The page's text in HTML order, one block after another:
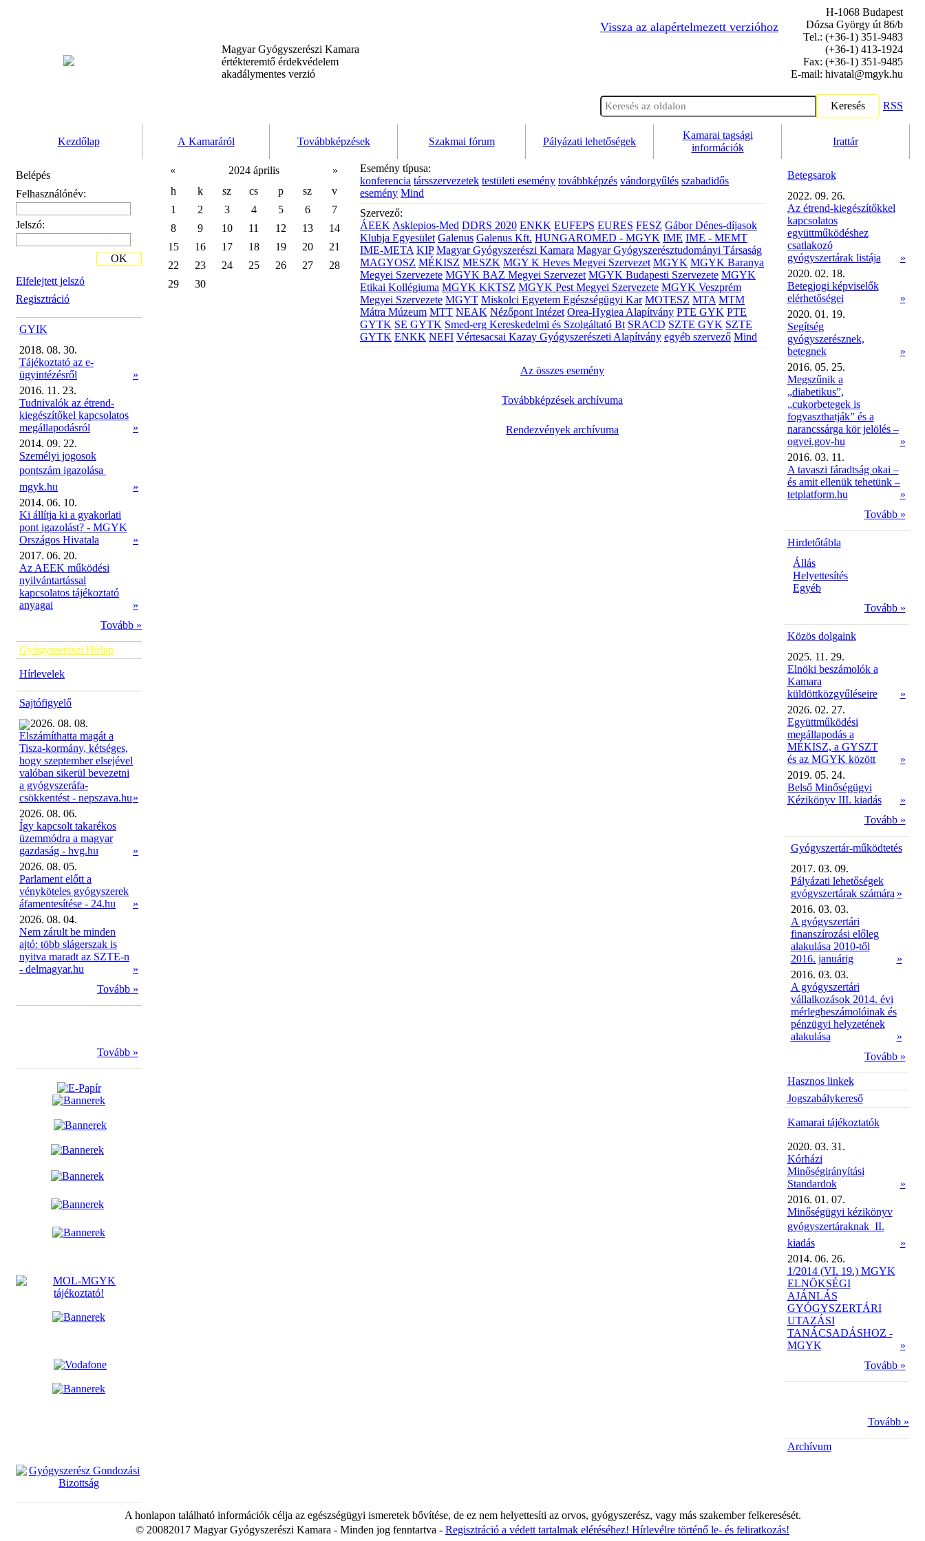
Magyar Gyógyszerészi Kamara
értékteremtő érdekvédelem
akadálymentes verzió
Vissza az alapértelmezett verzióhoz
H-1068 Budapest
Dózsa György út 86/b
Tel.: (+36-1) 351-9483
(+36-1) 413-1924
Fax: (+36-1) 351-9485
E-mail: hivatal@mgyk.hu
Keresés RSS
Kezdőlap A Kamaráról Továbbképzések Szakmai fórum Pályázati lehetőségek
Kamarai tagsági
információk
Irattár
Belépés
Felhasználónév:
Jelszó:
Elfelejtett jelszó
Regisztráció
OK
GYIK
2018. 08. 30.
Tájékoztató az e-
ügyintézésről
»
2016. 11. 23.
Tudnivalók az étrend-
kiegészítőkel kapcsolatos
megállapodásról
»
2014. 09. 22.
Személyi jogosok
pontszám igazolása 
mgyk.hu
»
2014. 06. 10.
Ki állítja ki a gyakorlati
pont igazolást? - MGYK
Országos Hivatala
»
2017. 06. 20.
Az AEEK működési
nyilvántartással
kapcsolatos tájékoztató
anyagai
»
Tovább »
Gyógyszerészi Hírlap
Hírlevelek
Sajtófigyelő
2026. 08. 08.
Elszámíthatta magát a
Tisza-kormány, kétséges,
hogy szeptember elsejével
valóban sikerül bevezetni
a gyógyszeráfa-
csökkentést - nepszava.hu»
2026. 08. 06.
Így kapcsolt takarékos
üzemmódra a magyar
gazdaság - hvg.hu
»
2026. 08. 05.
Parlament előtt a
vényköteles gyógyszerek
áfamentesítése - 24.hu
»
2026. 08. 04.
Nem zárult be minden
ajtó: több slágerszak is
nyitva maradt az SZTE-n
- delmagyar.hu
»
Tovább »
Tovább »
« 2024 április
»
h
k sz cs p sz
v
1
2 3 4 5 6
7
8
9 10 11 12 13
14
15
16 17 18 19 20
21
22
23 24 25 26 27
28
29
30
Esemény típusa:
konferencia társszervezetek testületi esemény továbbképzés vándorgyűlés szabadidős
esemény Mind
Szervező:
ÁEEK Asklepios-Med DDRS 2020 ENKK EUFEPS EURES FESZ Gábor Dénes-díjasok
Klubja Egyesület Galenus Galenus Kft. HUNGAROMED - MGYK IME IME - MEMT
IME-META KIP Magyar Gyógyszerészi Kamara Magyar Gyógyszerésztudományi Társaság
MAGYOSZ MÉKISZ MESZK MGY K Heves Megyei Szervezet MGYK MGYK Baranya
Megyei Szervezete MGYK BAZ Megyei Szervezet MGYK Budapesti Szervezete MGYK
Etikai Kollégiuma MGYK KKTSZ MGYK Pest Megyei Szervezete MGYK Veszprém
Megyei Szervezete MGYT Miskolci Egyetem Egészségügyi Kar MOTESZ MTA MTM
Mátra Múzeum MTT NEAK Nézőpont Intézet Orea-Hygiea Alapítvány PTE GYK PTE
GYTK SE GYTK Smed-erg Kereskedelmi és Szolgáltató Bt SRACD SZTE GYK SZTE
GYTK ENKK NEFI Vértesacsai Kazay Gyógyszerészeti Alapítvány egyéb szervező Mind
Az összes esemény
Továbbképzések archívuma
Rendezvények archívuma
Betegsarok
2022. 09. 26.
Az étrend-kiegészítőkkel
kapcsolatos
együttműködéshez
csatlakozó
gyógyszertárak listája
»
2020. 02. 18.
Betegjogi képviselők
elérhetőségei
»
2020. 01. 19.
Segítség
gyógyszerésznek,
betegnek
»
2016. 05. 25.
Megszűnik a
„diabetikus”,
„cukorbetegek is
fogyaszthatják” és a
narancssárga kör jelölés –
ogyei.gov-hu
»
2016. 03. 11.
A tavaszi fáradtság okai –
és amit ellenük tehetünk –
tetplatform.hu
»
Tovább »
Hirdetőtábla
Állás
Helyettesítés
Egyéb
Tovább »
Közös dolgaink
2025. 11. 29.
Elnöki beszámolók a
Kamara
küldöttközgyűléseire
»
2026. 02. 27.
Együttműködési
megállapodás a
MÉKISZ, a GYSZT
és az MGYK között
»
2019. 05. 24.
Belső Minőségügyi
Kézikönyv III. kiadás
»
Tovább »
Gyógyszertár-működtetés
2017. 03. 09.
Pályázati lehetőségek
gyógyszertárak számára »
2016. 03. 03.
A gyógyszertári
finanszírozási előleg
alakulása 2010-től
2016. januárig
»
2016. 03. 03.
A gyógyszertári
vállalkozások 2014. évi
mérlegbeszámolóinak és
pénzügyi helyzetének
alakulása
»
Tovább »
Hasznos linkek
Jogszabálykereső
Kamarai tájékoztatók
2020. 03. 31.
Kórházi
Minőségirányítási
Standardok
»
2016. 01. 07.
Minőségügyi kézikönyv
gyógyszertáraknak  II.
kiadás
»
2014. 06. 26.
1/2014 (VI. 19.) MGYK
ELNÖKSÉGI
AJÁNLÁS
GYÓGYSZERTÁRI
UTAZÁSI
TANÁCSADÁSHOZ -
MGYK
»
Tovább »
Tovább »
Archívum
A honlapon található információk célja az egészségügyi ismeretek bővítése, de ez nem helyettesíti az orvos, gyógyszerész, vagy más szakember felkeresését.
© 20082017 Magyar Gyógyszerészi Kamara - Minden jog fenntartva - Regisztráció a védett tartalmak eléréséhez! Hírlevélre történő le- és feliratkozás!